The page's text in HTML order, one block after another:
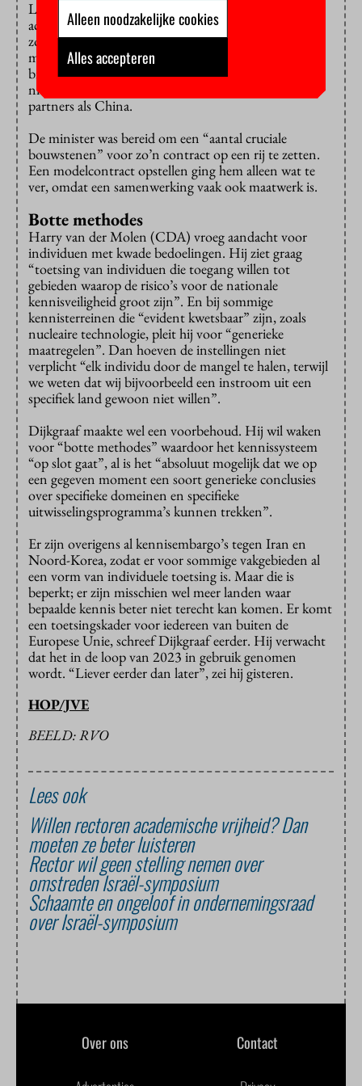
Laan (D66) voor het wettelijk vastleggen van de
academische vrijheid bij samenwerkingsverbanden,
zodat onderzoekers hun resultaten bijvoorbeeld altijd
mogen publiceren. Daar zouden “modelcontracten”
bij kunnen helpen, opperde ze, zodat onderzoekers
niet steeds vanaf nul hoeven te onderhandelen met
partners als China.
De minister was bereid om een “aantal cruciale
bouwstenen” voor zo’n contract op een rij te zetten.
Een modelcontract opstellen ging hem alleen wat te
ver, omdat een samenwerking vaak ook maatwerk is.
Botte methodes
Harry van der Molen (CDA) vroeg aandacht voor
individuen met kwade bedoelingen. Hij ziet graag
“toetsing van individuen die toegang willen tot
gebieden waarop de risico’s voor de nationale
kennisveiligheid groot zijn”. En bij sommige
kennisterreinen die “evident kwetsbaar” zijn, zoals
nucleaire technologie, pleit hij voor “generieke
maatregelen”. Dan hoeven de instellingen niet
verplicht “elk individu door de mangel te halen, terwijl
we weten dat wij bijvoorbeeld een instroom uit een
specifiek land gewoon niet willen”.
Dijkgraaf maakte wel een voorbehoud. Hij wil waken
voor “botte methodes” waardoor het kennissysteem
“op slot gaat”, al is het “absoluut mogelijk dat we op
een gegeven moment een soort generieke conclusies
over specifieke domeinen en specifieke
uitwisselingsprogramma’s kunnen trekken”.
Er zijn overigens al kennisembargo’s tegen Iran en
Noord-Korea, zodat er voor sommige vakgebieden al
een vorm van individuele toetsing is. Maar die is
beperkt; er zijn misschien wel meer landen waar
bepaalde kennis beter niet terecht kan komen. Er komt
een toetsingskader voor iedereen van buiten de
Europese Unie, schreef Dijkgraaf eerder. Hij verwacht
dat het in de loop van 2023 in gebruik genomen
wordt. “Liever eerder dan later”, zei hij gisteren.
HOP/JVE
BEELD: RVO
Lees ook
Willen rectoren academische vrijheid? Dan
moeten ze beter luisteren
Rector wil geen stelling nemen over
omstreden Israël-symposium
Schaamte en ongeloof in ondernemingsraad
over Israël-symposium
Over ons Contact
Alleen noodzakelijke cookies
Alles accepteren